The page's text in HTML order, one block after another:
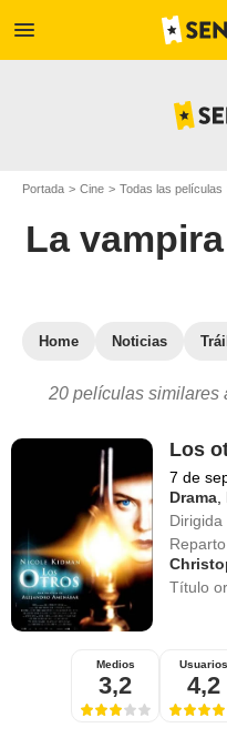
menu
Portada Cine Todas las películas
La
Home Noticias
20 películas similares
Los
7 de
Drama
Dirigida
Reparto
Título
Medios
3,2
Usuarios
4,2